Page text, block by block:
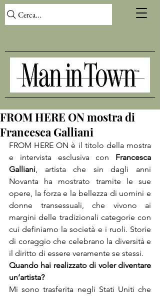
Cerca...
FROM HERE ON mostra di
Francesca Galliani
FROM HERE ON è il titolo della mostra
e intervista esclusiva con Francesca
Galliani, artista che sin dagli anni
Novanta ha mostrato tramite le sue
opere, la forza e la bellezza di uomini e
donne transessuali, che vivono ai
margini delle tradizionali categorie con
cui definiamo la società e i ruoli. Storie
di coraggio che celebrano la diversità e
il diritto di essere veramente se stessi.
Quando hai realizzato di voler diventare
Mi sono trasferita negli Stati Uniti che